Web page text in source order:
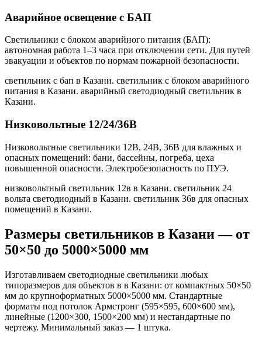
Аварийное освещение с БАП
Светильники с блоком аварийного питания (БАП):
автономная работа 1–3 часа при отключении сети. Для путей
эвакуации и объектов по нормам пожарной безопасности.
светильник с бап в Казани. светильник с блоком аварийного
питания в Казани. аварийный светодиодный светильник в
Казани.
Низковольтные 12/24/36В
Низковольтные светильники 12В, 24В, 36В для влажных и
опасных помещений: бани, бассейны, погреба, цеха
повышенной опасности. Электробезопасность по ПУЭ.
низковольтный светильник 12в в Казани. светильник 24
вольта светодиодный в Казани. светильник 36в для опасных
помещений в Казани.
Размеры светильников в Казани— от
50×50 до 5000×5000 мм
Изготавливаем светодиодные светильники любых
типоразмеров для объектов в в Казани: от компактных 50×50
мм до крупноформатных 5000×5000 мм. Стандартные
форматы под потолок Армстронг (595×595, 600×600 мм),
линейные (1200×300, 1500×200 мм) и нестандартные по
чертежу. Минимальный заказ — 1 штука.